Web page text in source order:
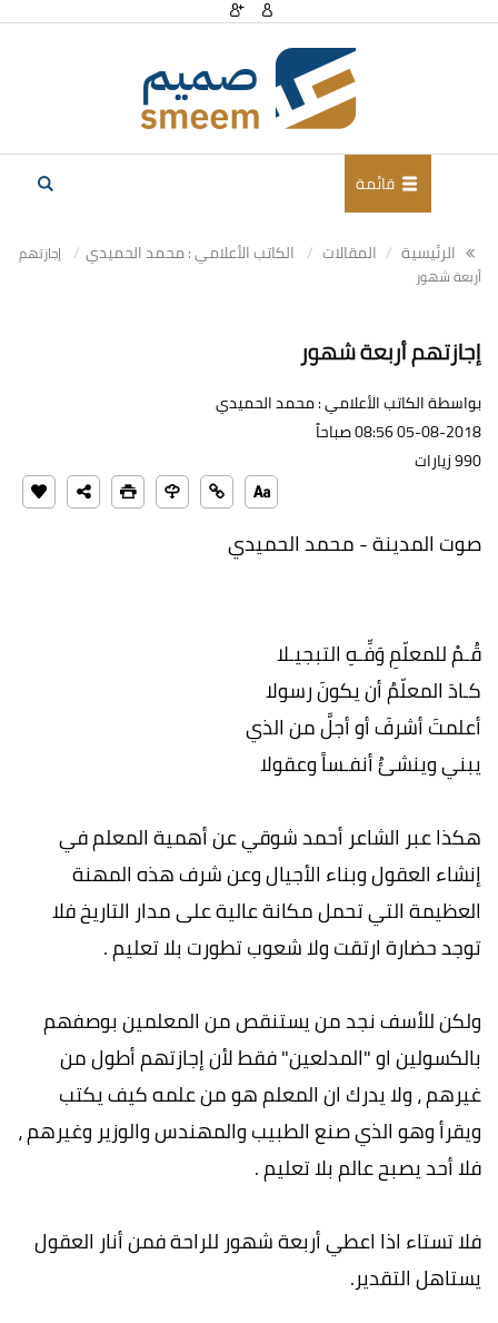
قائمة
الرئيسية المقالات الكاتب الأعلامي : محمد الحميدي
إجازتهم
أربعة شهور
إجازتهم أربعة شهور
بواسطة الكاتب الأعلامي : محمد الحميدي
05-08-2018 08:56 صباحاً
990 زيارات
صوت المدينة - محمد الحميدي
قُـمْ للمعلّمِ وَفِّـهِ التبجيـلا
كـادَ المعلّمُ أن يكونَ رسولا
أعلمتَ أشرفَ أو أجلَّ من الذي
يبني وينشئُ أنفـساً وعقولا
هكذا عبر الشاعر أحمد شوقي عن أهمية المعلم في
إنشاء العقول وبناء الأجيال وعن شرف هذه المهنة
العظيمة التي تحمل مكانة عالية على مدار التاريخ فلا
توجد حضارة ارتقت ولا شعوب تطورت بلا تعليم .
ولكن للأسف نجد من يستنقص من المعلمين بوصفهم
بالكسولين او "المدلعين" فقط لأن إجازتهم أطول من
غيرهم ، ولا يدرك ان المعلم هو من علمه كيف يكتب
ويقرأ وهو الذي صنع الطبيب والمهندس والوزير وغيرهم ،
فلا أحد يصبح عالم بلا تعليم .
فلا تستاء اذا اعطي أربعة شهور للراحة فمن أنار العقول
يستاهل التقدير.